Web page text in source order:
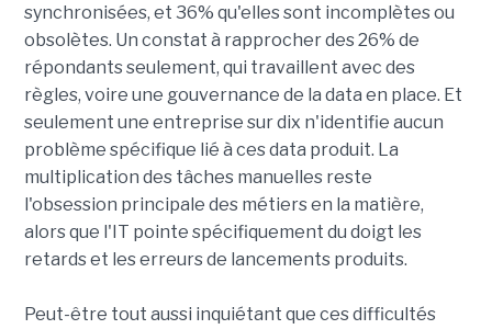
synchronisées, et 36% qu'elles sont incomplètes ou
obsolètes. Un constat à rapprocher des 26% de
répondants seulement, qui travaillent avec des
règles, voire une gouvernance de la data en place. Et
seulement une entreprise sur dix n'identifie aucun
problème spécifique lié à ces data produit. La
multiplication des tâches manuelles reste
l'obsession principale des métiers en la matière,
alors que l'IT pointe spécifiquement du doigt les
retards et les erreurs de lancements produits.
Peut-être tout aussi inquiétant que ces difficultés